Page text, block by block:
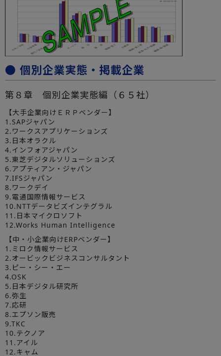
● 個別企業実態・掲載企業
第８章 個別企業実態編（６５社）
【大手企業向けＥＲＰベンダー】
1.SAPジャパン
2.ワークスアプリケーションズ
3.日本オラクル
4.インフォアジャパン
5.東芝デジタルソリューションズ
6.アプティアン・ジャパン
7.IFSジャパン
8.ワークデイ
9.電通国際情報サービス
10.NTTデータビズインテグラル
11.日本マイクロソフト
12.Works Human Intelligence
【中・小企業向けERPベンダー】
1.ミロク情報サービス
2.オービックビジネスコンサルタント
3.ピー・シー・エー
4.OSK
5.日本デジタル研究所
6.弥生
7.応研
8.エプソン販売
9.TKC
10.テクノア
11.アイル
12.キャム